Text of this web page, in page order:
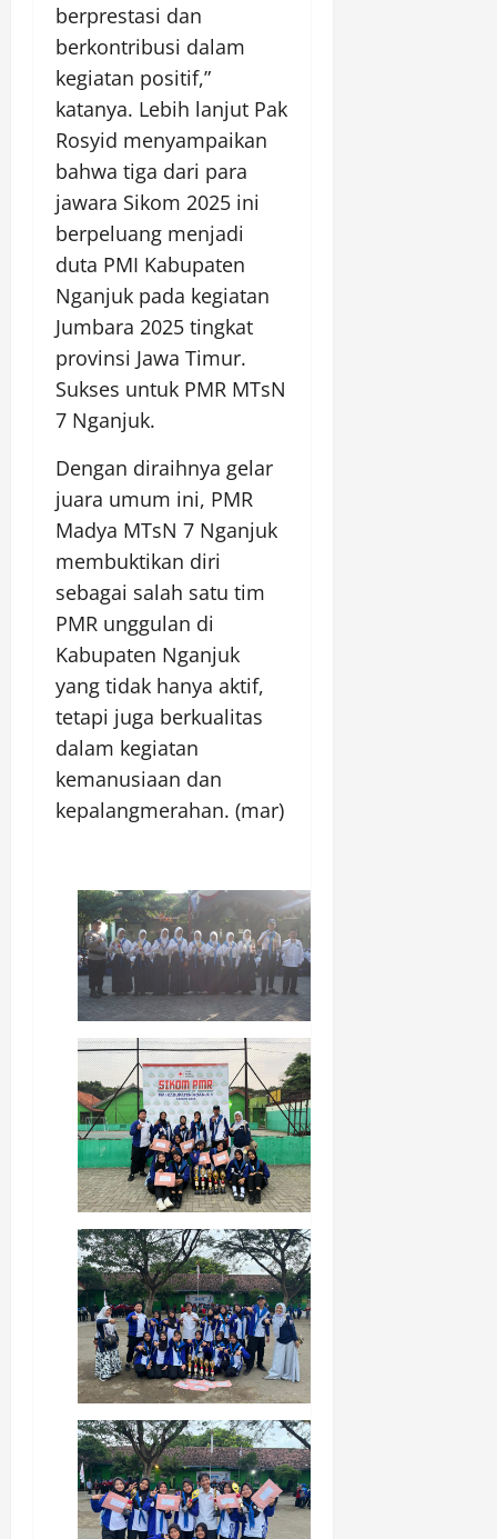
berprestasi dan
berkontribusi dalam
kegiatan positif,”
katanya. Lebih lanjut Pak
Rosyid menyampaikan
bahwa tiga dari para
jawara Sikom 2025 ini
berpeluang menjadi
duta PMI Kabupaten
Nganjuk pada kegiatan
Jumbara 2025 tingkat
provinsi Jawa Timur.
Sukses untuk PMR MTsN
7 Nganjuk.
Dengan diraihnya gelar
juara umum ini, PMR
Madya MTsN 7 Nganjuk
membuktikan diri
sebagai salah satu tim
PMR unggulan di
Kabupaten Nganjuk
yang tidak hanya aktif,
tetapi juga berkualitas
dalam kegiatan
kemanusiaan dan
kepalangmerahan. (mar)